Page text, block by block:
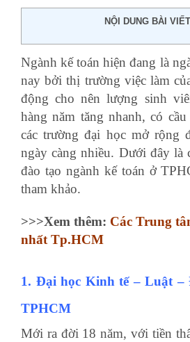
NỘI DUNG BÀI VIẾT
Ngành kế toán hiện đang là
nay bởi thị trường việc làm
động cho nên lượng sinh
hàng năm tăng nhanh, có
các trường đại học mở rộng
ngày càng nhiều. Dưới đây là
đào tạo ngành kế toán ở
tham khảo.
>>>Xem thêm: Các Trung
nhất Tp.HCM
1. Đại học Kinh tế – Luật –
TPHCM
Mới ra đời 18 năm, với tiền